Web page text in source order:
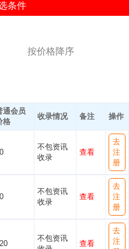
条件
按价格降序
通会员
格
收录情况 备注 操作
不包资讯
收录
查看
去
注
册
不包资讯
收录
查看
去
注
册
不包资讯
查看
去
注